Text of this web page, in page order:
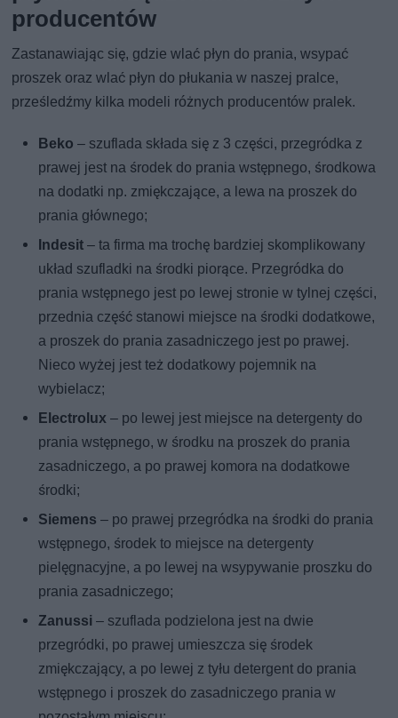
producentów
Zastanawiając się, gdzie wlać płyn do prania, wsypać
proszek oraz wlać płyn do płukania w naszej pralce,
prześledźmy kilka modeli różnych producentów pralek.
Beko– szuflada składa się z 3 części, przegródka z
prawej jest na środek do prania wstępnego, środkowa
na dodatki np. zmiękczające, a lewa na proszek do
prania głównego;
Indesit– ta firma ma trochę bardziej skomplikowany
układ szufladki na środki piorące. Przegródka do
prania wstępnego jest po lewej stronie w tylnej części,
przednia część stanowi miejsce na środki dodatkowe,
a proszek do prania zasadniczego jest po prawej.
Nieco wyżej jest też dodatkowy pojemnik na
wybielacz;
Electrolux– po lewej jest miejsce na detergenty do
prania wstępnego, w środku na proszek do prania
zasadniczego, a po prawej komora na dodatkowe
środki;
Siemens– po prawej przegródka na środki do prania
wstępnego, środek to miejsce na detergenty
pielęgnacyjne, a po lewej na wsypywanie proszku do
prania zasadniczego;
Zanussi– szuflada podzielona jest na dwie
przegródki, po prawej umieszcza się środek
zmiękczający, a po lewej z tyłu detergent do prania
wstępnego i proszek do zasadniczego prania w